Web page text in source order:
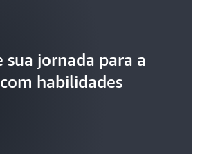
sua jornada para a
habilidades